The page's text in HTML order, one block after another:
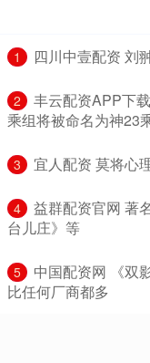
1 四川中壹配资 刘
2
丰云配资APP下
乘组将被命名为神23
3 宜人配资 莫将心
4
益群配资官网 著
台儿庄》等
5
中国配资网 《双
比任何厂商都多